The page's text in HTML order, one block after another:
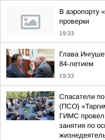
В аэропорту
проверки
19:33
Глава
84-летием
19:33
Спасатели
(ПСО)
ГИМС
занятия по